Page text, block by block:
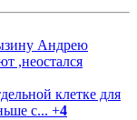
Андрею
,неостался
клетке для
с... +4